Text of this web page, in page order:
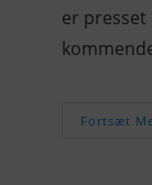
er
Fortsæt